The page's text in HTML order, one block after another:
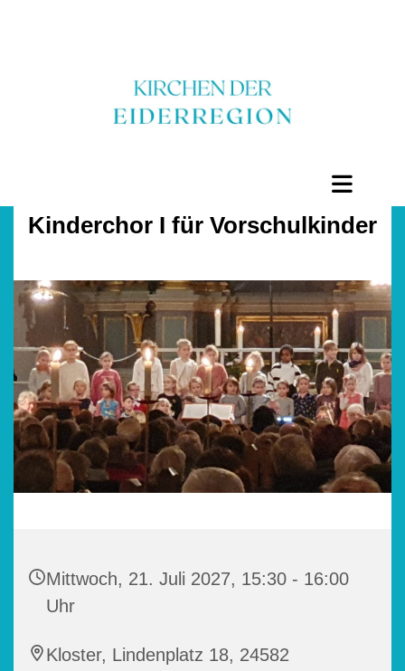
Kinderchor I für Vorschulkinder
Mittwoch, 21. Juli 2027, 15:30 - 16:00
Uhr
Kloster, Lindenplatz 18, 24582